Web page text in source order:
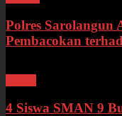
Polres Sarolangun
Pembacokan
4 Siswa SMAN 9